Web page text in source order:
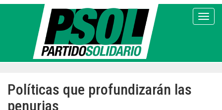
Pasar
Políticas que profundizarán las
penurias